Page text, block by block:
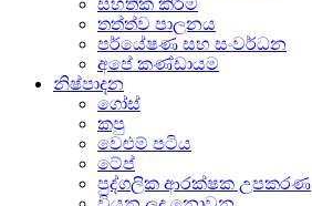
සහතික කිරීම
තත්ත්ව පාලනය
පර්යේෂණ සහ සංවර්ධන
අපේ කණ්ඩායම
නිෂ්පාදන
ගෝස්
කපු
වෙළුම් පටිය
ටේප්
පුද්ගලික ආරක්ෂක උපකරණ